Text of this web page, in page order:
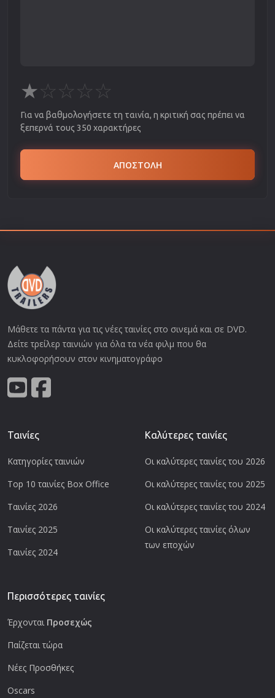
★☆☆☆☆
Για να βαθμολογήσετε τη ταινία, η κριτική σας πρέπει να
ξεπερνά τους 350 χαρακτήρες
ΑΠΟΣΤΟΛΗ
Μάθετε τα πάντα για τις νέες ταινίες στο σινεμά και σε DVD.
Δείτε τρείλερ ταινιών για όλα τα νέα φιλμ που θα
κυκλοφορήσουν στον κινηματογράφο
Ταινίες
Κατηγορίες ταινιών
Top 10 ταινίες Box Office
Ταινίες 2026
Ταινίες 2025
Ταινίες 2024
Καλύτερες ταινίες
Οι καλύτερες ταινίες του 2026
Οι καλύτερες ταινίες του 2025
Οι καλύτερες ταινίες του 2024
Οι καλύτερες ταινίες όλων
των εποχών
Περισσότερες ταινίες
Έρχονται Προσεχώς
Παίζεται τώρα
Νέες Προσθήκες
Oscars